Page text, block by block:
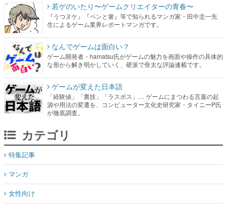
若ゲのいたり〜ゲームクリエイターの青春〜
『うつヌケ』『ペンと箸』等で知られるマンガ家・田中圭一先
生によるゲーム業界レポートマンガです。
なんでゲームは面白い？
ゲーム開発者・hamatsu氏がゲームの魅力を画面や操作の具体的
な形から解き明かしていく、硬派で骨太な評論連載です。
ゲームが変えた日本語
「経験値」「裏技」「ラスボス」… ゲームにまつわる言葉の起
源や用法の変遷を、コンピューター文化史研究家・タイニーP氏
が徹底調査。
カテゴリ
特集記事
マンガ
女性向け